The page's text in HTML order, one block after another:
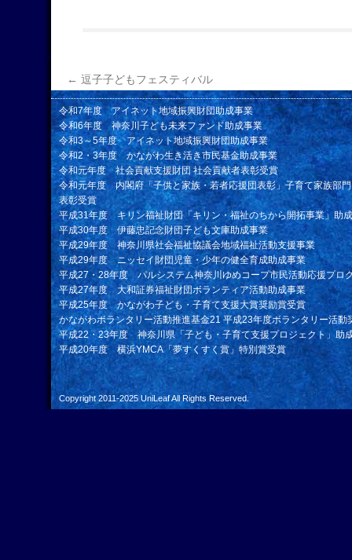
← 逗子子どもフェスティバル
令和7年度 アイネット地域振興財団助成事業
令和6年度 神奈川子ども未来ファンド助成事業
令和3～5年度 アイネット地域振興財団助成事業
令和2・3年度 かながわ生き活き市民基金助成事業
令和元年度 社会貢献支援財団 社会貢献者表彰受賞
令和元年度 内閣府「子供と家族・若者応援団表彰」子育て家族部
表彰受賞
平成31年度 キリン福祉財団「キリン・福祉のちから開拓事業」助
平成30年度 伊藤忠記念財団子ども文庫助成事業
平成29年度 神奈川県社会福祉協議会地域福祉活動支援事業
平成29年度 ニッセイ財団児童・少年の健全育成助成事業
平成27・28年度 パルシステム神奈川ゆめコープ市民活動応援プロ
平成27年度 大和証券福祉財団ボランティア活動助成事業
平成25年度 かながわ子ども・子育て支援大賞奨励賞受賞
かながわボランタリー活動推進基金21 平成23年度ボランタリー活動
平成22・23年度 神奈川県「子ども・子育て支援プロジェクト」助
平成20年度 横浜YMCA「夢すくすく賞」特別賞受賞
Copyright 2011-2025 UniLeafAll Rights Reserved.